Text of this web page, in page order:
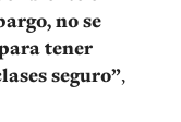
no se
tener
seguro”,